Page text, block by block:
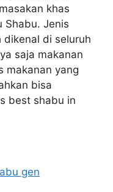
khas
Shabu. Jenis
dikenal di seluruh
saja makanan
makanan yang
bisa
best shabu in
gen